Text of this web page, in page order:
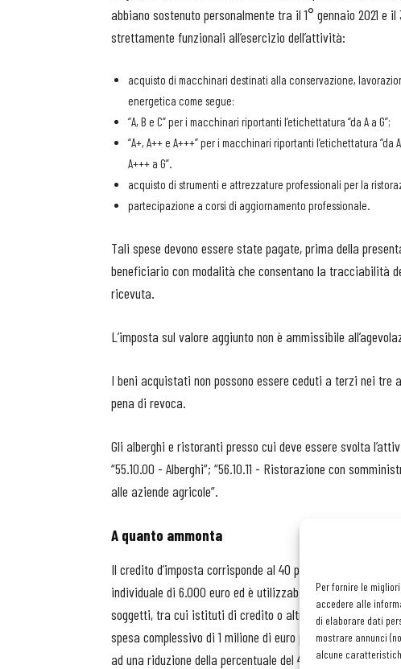
Per fornire le
accedere alle
di elaborare dati
mostrare annunci
alcune
abbiano sostenuto personalmente tra il 1° gennaio 2021 e
strettamente funzionali all’esercizio dell’attività:
acquisto di macchinari destinati alla conservazione,
energetica come segue:
“A, B e C” per i macchinari riportanti l’etichettatura “da A a G”;
“A+, A++ e A+++” per i macchinari riportanti l’etichettatura
A+++ a G”.
acquisto di strumenti e attrezzature professionali per la
partecipazione a corsi di aggiornamento professionale.
Tali spese devono essere state pagate, prima della
beneficiario con modalità che consentano la tracciabilità
ricevuta.
L’imposta sul valore aggiunto non è ammissibile
I beni acquistati non possono essere ceduti a terzi nei tre
pena di revoca.
Gli alberghi e ristoranti presso cui deve essere svolta
“55.10.00 - Alberghi”; “56.10.11 - Ristorazione con
alle aziende agricole”.
A quanto ammonta
Il credito d’imposta corrisponde al 40 per cento delle spese
individuale di 6.000 euro ed è utilizzabile in
soggetti, tra cui istituti di credito o altri intermediari
spesa complessivo di 1 milione di euro per tre anni;
ad una riduzione della percentuale del 40% in base alla